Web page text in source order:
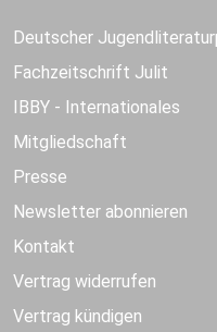
Deutscher
Fachzeitschrift Julit
IBBY - Internationales
Mitgliedschaft
Presse
Newsletter abonnieren
Kontakt
Vertrag widerrufen
Vertrag kündigen